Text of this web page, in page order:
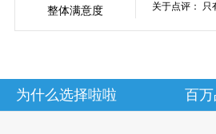
整体满意度 关于点评： 只
为什么选择啦啦 百